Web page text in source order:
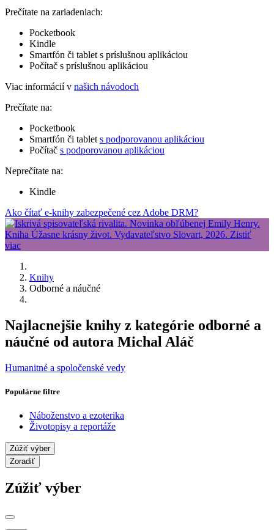
Prečítate na zariadeniach:
Pocketbook
Kindle
Smartfón či tablet s príslušnou aplikáciou
Počítač s príslušnou aplikáciou
Viac informácií v našich návodoch
Prečítate na:
Pocketbook
Smartfón či tablet s podporovanou aplikáciou
Počítač s podporovanou aplikáciou
Neprečítate na:
Kindle
Ako čítať e-knihy zabezpečené cez Adobe DRM?
Knihy
Odborné a náučné
Najlacnejšie knihy z kategórie odborné a
náučné od autora Michal Aláč
Humanitné a spoločenské vedy
Populárne filtre
Náboženstvo a ezoterika
Životopisy a reportáže
Zúžiť výber
Zoradiť
Zúžiť výber